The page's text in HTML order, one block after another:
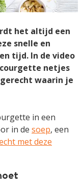
het altijd een
snelle en
tijd. In de video
netjes
waarin je
in een
in de soep, een
met deze